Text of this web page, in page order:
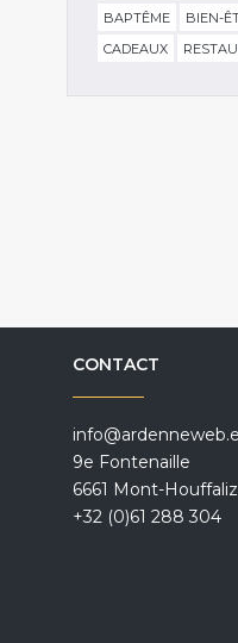
BAPTÊME
BIEN-
CADEAUX
CONTACT
9e Fontenaille
6661 Mont-
+32 (0)61 288 304